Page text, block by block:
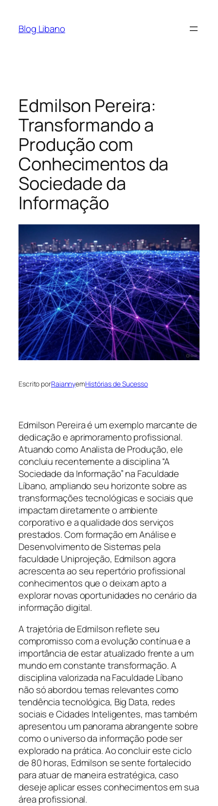
Blog Libano
Edmilson Pereira:
Transformando a
Produção com
Conhecimentos da
Sociedade da
Informação
Escrito porRaiannyemHistórias de Sucesso
Edmilson Pereira é um exemplo marcante de
dedicação e aprimoramento profissional.
Atuando como Analista de Produção, ele
concluiu recentemente a disciplina “A
Sociedade da Informação” na Faculdade
Líbano, ampliando seu horizonte sobre as
transformações tecnológicas e sociais que
impactam diretamente o ambiente
corporativo e a qualidade dos serviços
prestados. Com formação em Análise e
Desenvolvimento de Sistemas pela
faculdade Uniprojeção, Edmilson agora
acrescenta ao seu repertório profissional
conhecimentos que o deixam apto a
explorar novas oportunidades no cenário da
informação digital.
A trajetória de Edmilson reflete seu
compromisso com a evolução contínua e a
importância de estar atualizado frente a um
mundo em constante transformação. A
disciplina valorizada na Faculdade Líbano
não só abordou temas relevantes como
tendência tecnológica, Big Data, redes
sociais e Cidades Inteligentes, mas também
apresentou um panorama abrangente sobre
como o universo da informação pode ser
explorado na prática. Ao concluir este ciclo
de 80 horas, Edmilson se sente fortalecido
para atuar de maneira estratégica, caso
deseje aplicar esses conhecimentos em sua
área profissional.